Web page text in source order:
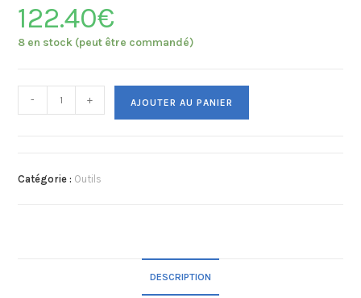
122.40€
8 en stock (peut être commandé)
- + AJOUTER AU PANIER
Catégorie : Outils
DESCRIPTION